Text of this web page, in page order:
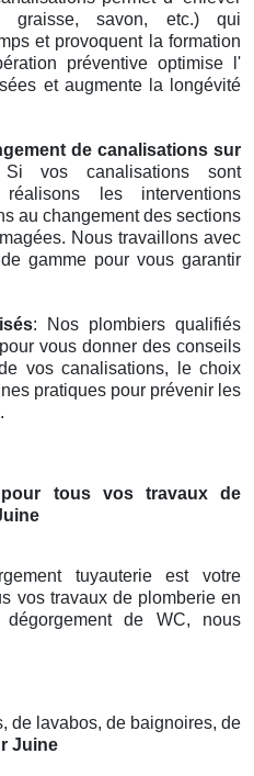
graisse, savon, etc.) qui
et provoquent la formation
préventive optimise l'
et augmente la longévité
de canalisations sur
vos canalisations sont
les interventions
au changement des sections
Nous travaillons avec
gamme pour vous garantir
: Nos plombiers qualifiés
vous donner des conseils
vos canalisations, le choix
pratiques pour prévenir les
tous vos travaux de
tuyauterie est votre
vos travaux de plomberie en
dégorgement de WC, nous
de lavabos, de baignoires, de
Juine